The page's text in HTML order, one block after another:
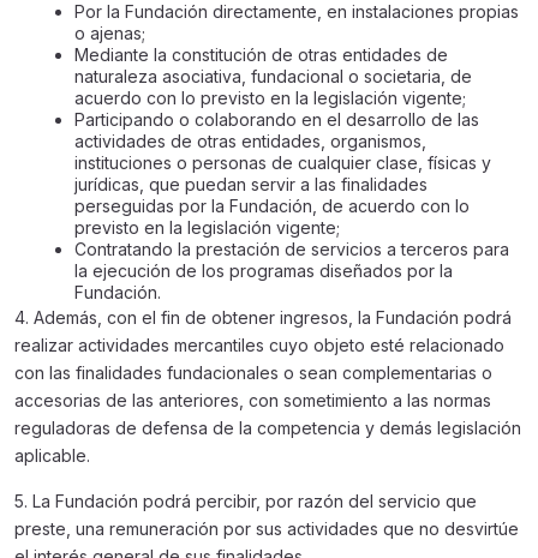
Por la Fundación directamente, en instalaciones propias
o ajenas;
Mediante la constitución de otras entidades de
naturaleza asociativa, fundacional o societaria, de
acuerdo con lo previsto en la legislación vigente;
Participando o colaborando en el desarrollo de las
actividades de otras entidades, organismos,
instituciones o personas de cualquier clase, físicas y
jurídicas, que puedan servir a las finalidades
perseguidas por la Fundación, de acuerdo con lo
previsto en la legislación vigente;
Contratando la prestación de servicios a terceros para
la ejecución de los programas diseñados por la
Fundación.
4. Además, con el fin de obtener ingresos, la Fundación podrá
realizar actividades mercantiles cuyo objeto esté relacionado
con las finalidades fundacionales o sean complementarias o
accesorias de las anteriores, con sometimiento a las normas
reguladoras de defensa de la competencia y demás legislación
aplicable.
5. La Fundación podrá percibir, por razón del servicio que
preste, una remuneración por sus actividades que no desvirtúe